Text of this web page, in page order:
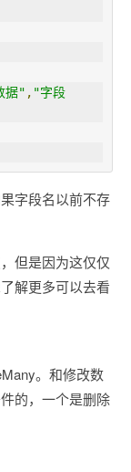
据" , "字段
字段名以前不存
但是因为这仅仅
解更多可以去看
。和修改数
的，一个是删除